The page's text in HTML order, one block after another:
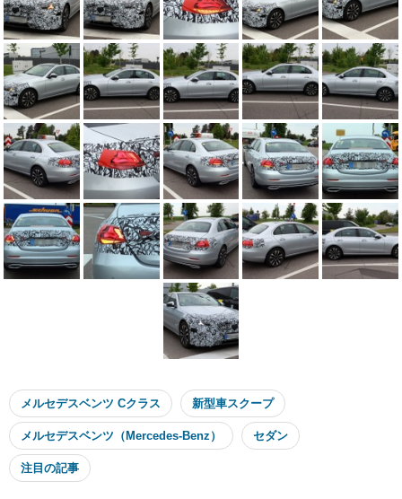
メルセデスベンツ Cクラス 新型車スクープ
メルセデスベンツ（Mercedes-Benz） セダン
注目の記事